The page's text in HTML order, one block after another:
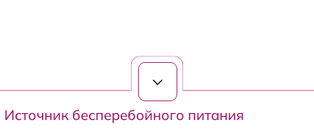
Источник бесперебойного питания